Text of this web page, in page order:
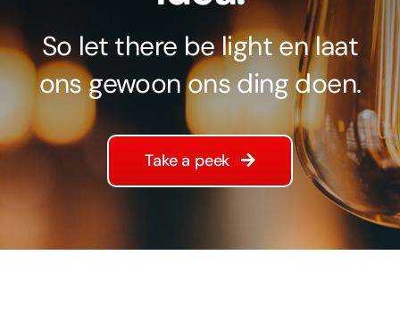
So let there be light en laat
ons gewoon ons ding doen.
Take a peek